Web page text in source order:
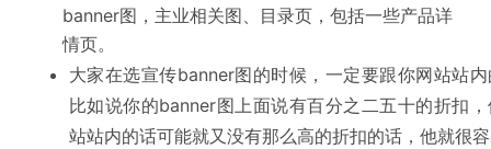
banner图，主业相关图、目录页，包括一些产品详
情页。
大家在选宣传banner图的时候，一定要跟你网站站
比如说你的banner图上面说有百分之二五十的折扣
站站内的话可能就又没有那么高的折扣的话，他就很